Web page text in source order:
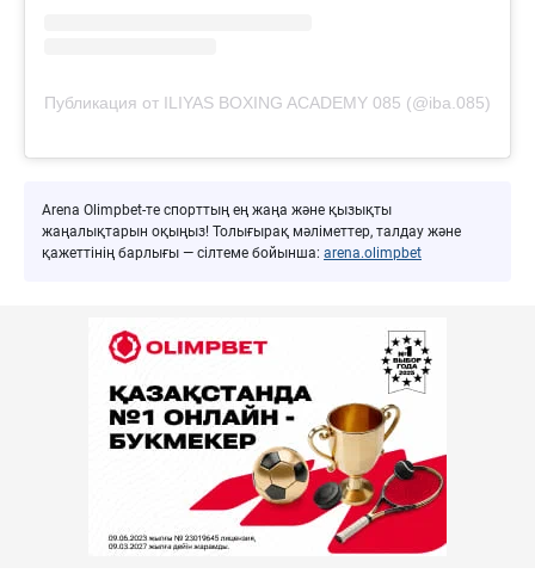
Публикация от ILIYAS BOXING ACADEMY 085 (@iba.085)
Arena Olimpbet-те спорттың ең жаңа және қызықты
жаңалықтарын оқыңыз! Толығырақ мәліметтер, талдау және
қажеттінің барлығы — сілтеме бойынша: arena.olimpbet